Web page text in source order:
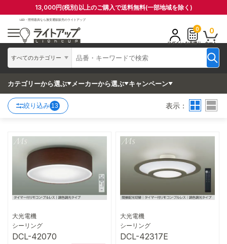
13,000円(税別)以上のご購入で送料無料(一部地域を除く)
LED・照明器具なら激安通販販売のライトアップ
すべてのカテゴリー
ログイン
0
お見積り
0
カート
カテゴリーから選ぶ メーカーから選ぶ キャンペーン
絞り込み 13 表示：
大光電機
シーリング
DCL-42070
大光電機
シーリング
DCL-42317E